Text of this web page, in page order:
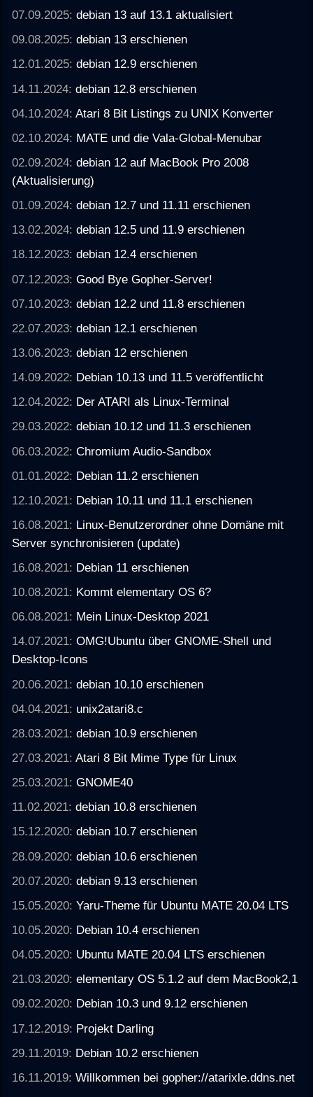
07.09.2025:debian 13 auf 13.1 aktualisiert
09.08.2025:debian 13 erschienen
12.01.2025:debian 12.9 erschienen
14.11.2024:debian 12.8 erschienen
04.10.2024:Atari 8 Bit Listings zu UNIX Konverter
02.10.2024: MATE und die Vala-Global-Menubar
02.09.2024:debian 12 auf MacBook Pro 2008
(Aktualisierung)
01.09.2024:debian 12.7 und 11.11 erschienen
13.02.2024:debian 12.5 und 11.9 erschienen
18.12.2023:debian 12.4 erschienen
07.12.2023:Good Bye Gopher-Server!
07.10.2023:debian 12.2 und 11.8 erschienen
22.07.2023:debian 12.1 erschienen
13.06.2023:debian 12 erschienen
14.09.2022: Debian 10.13 und 11.5 veröffentlicht
12.04.2022: Der ATARI als Linux-Terminal
29.03.2022:debian 10.12 und 11.3 erschienen
06.03.2022:Chromium Audio-Sandbox
01.01.2022: Debian 11.2 erschienen
12.10.2021: Debian 10.11 und 11.1 erschienen
16.08.2021: Linux-Benutzerordner ohne Domäne mit
Server synchronisieren (update)
16.08.2021: Debian 11 erschienen
10.08.2021: Kommt elementary OS 6?
06.08.2021: Mein Linux-Desktop 2021
14.07.2021:OMG!Ubuntu über GNOME-Shell und
Desktop-Icons
20.06.2021:debian 10.10 erschienen
04.04.2021: unix2atari8.c
28.03.2021:debian 10.9 erschienen
27.03.2021:Atari 8 Bit Mime Type für Linux
25.03.2021:GNOME40
11.02.2021:debian 10.8 erschienen
15.12.2020:debian 10.7 erschienen
28.09.2020:debian 10.6 erschienen
20.07.2020:debian 9.13 erschienen
15.05.2020:Yaru-Theme für Ubuntu MATE 20.04 LTS
10.05.2020: Debian 10.4 erschienen
04.05.2020: Ubuntu MATE 20.04 LTS erschienen
21.03.2020:elementary OS 5.1.2 auf dem MacBook2,1
09.02.2020: Debian 10.3 und 9.12 erschienen
17.12.2019: Projekt Darling
29.11.2019: Debian 10.2 erschienen
16.11.2019:Willkommen bei gopher://atarixle.ddns.net